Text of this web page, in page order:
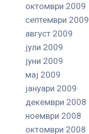
октомври 2009
септември 2009
август 2009
јули 2009
јуни 2009
мај 2009
јануари 2009
декември 2008
ноември 2008
октомври 2008